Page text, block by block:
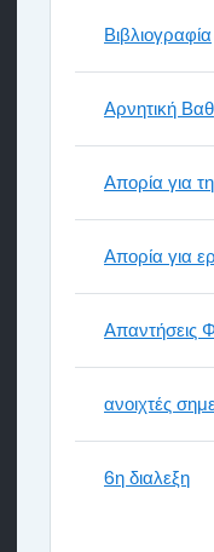
Βιβλιογραφία
Αρνητική
Απορία για
Απορία για
Απαντήσεις
ανοιχτές
6η διαλεξη